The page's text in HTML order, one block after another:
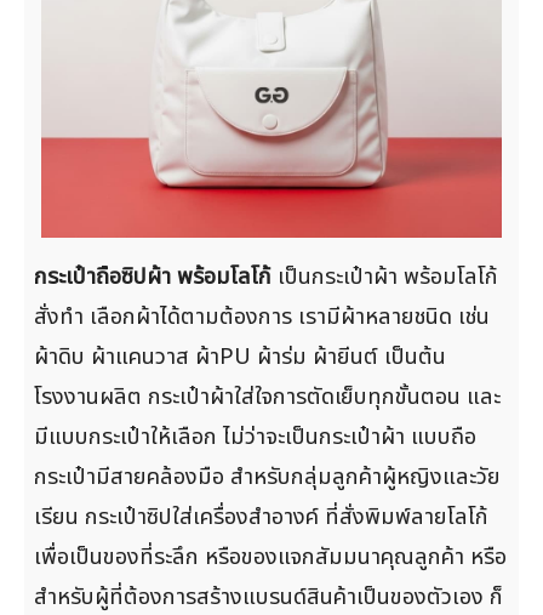
กระเป๋าถือซิปผ้า พร้อมโลโก้ เป็นกระเป๋าผ้า พร้อมโลโก้
สั่งทำ เลือกผ้าได้ตามต้องการ เรามีผ้าหลายชนิด เช่น
ผ้าดิบ ผ้าแคนวาส ผ้าPU ผ้าร่ม ผ้ายีนต์ เป็นต้น
โรงงานผลิต กระเป๋าผ้าใส่ใจการตัดเย็บทุกขั้นตอน และ
มีแบบกระเป๋าให้เลือก ไม่ว่าจะเป็นกระเป๋าผ้า แบบถือ
กระเป๋ามีสายคล้องมือ สำหรับกลุ่มลูกค้าผู้หญิงและวัย
เรียน กระเป๋าซิปใส่เครื่องสำอางค์ ที่สั่งพิมพ์ลายโลโก้
เพื่อเป็นของที่ระลึก หรือของแจกสัมมนาคุณลูกค้า หรือ
สำหรับผู้ที่ต้องการสร้างแบรนด์สินค้าเป็นของตัวเอง ก็